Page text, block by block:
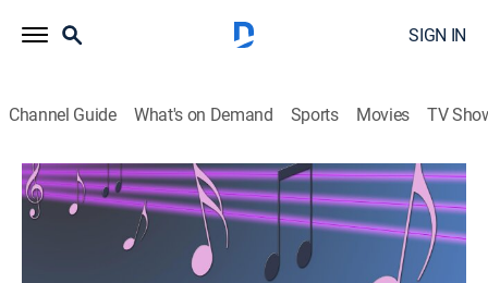
SIGN IN
Channel Guide What's on Demand Sports Movies TV
Las consagradas de Bandamax
Las consagradas de Bandamax